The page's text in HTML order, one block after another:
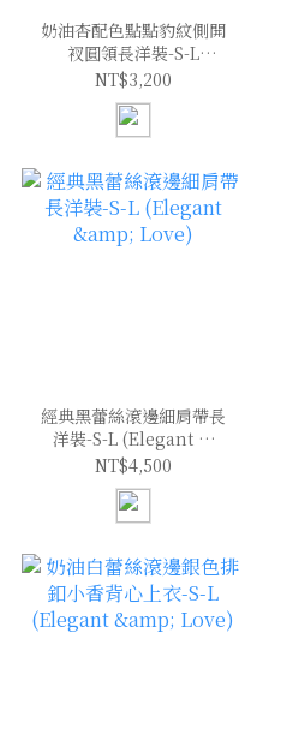
奶油杏配色點點豹紋側開
衩圓領長洋裝-S-L
(Elegant & Love)
NT$3,200
經典黑蕾絲滾邊細肩帶長
洋裝-S-L (Elegant &
Love)
NT$4,500